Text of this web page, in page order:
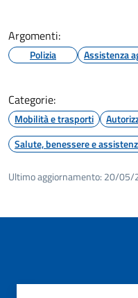
Argomenti:
Polizia Assistenza
Categorie:
Mobilità e trasporti
Salute, benessere e
Ultimo aggiornamento: 20/05/